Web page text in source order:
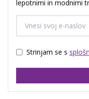
lepotnimi in modnimi
Strinjam se s